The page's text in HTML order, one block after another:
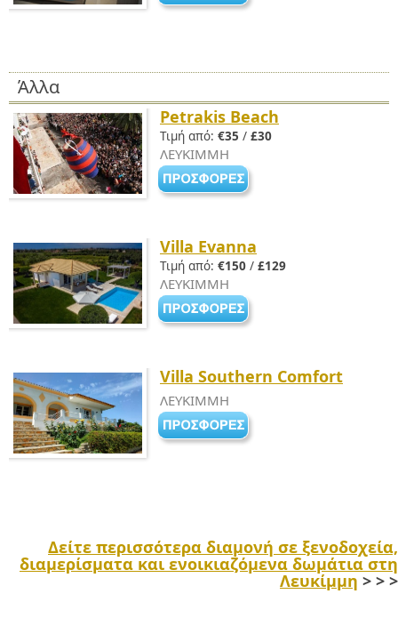
Άλλα
Petrakis Beach
Τιμή από: €35 / £30
ΛΕΥΚΙΜΜΗ
Villa Evanna
Τιμή από: €150 / £129
ΛΕΥΚΙΜΜΗ
Villa Southern Comfort
ΛΕΥΚΙΜΜΗ
Δείτε περισσότερα διαμονή σε ξενοδοχεία,
διαμερίσματα και ενοικιαζόμενα δωμάτια στη
Λευκίμμη > > >